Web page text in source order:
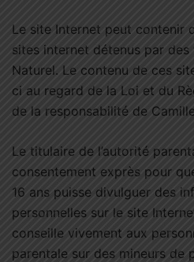
Le site Internet peut contenir
sites internet détenus par
Naturel. Le contenu de ces
ci au regard de la Loi et du
de la responsabilité de
Le titulaire de l’autorité
consentement exprès pour
16 ans puisse divulguer des
personnelles sur le site
conseille vivement aux
parentale sur des mineurs de